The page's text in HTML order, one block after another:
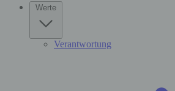
Werte
Verantwortung